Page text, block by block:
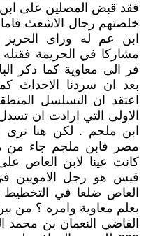
فقد قبض المصلين على
خلصتهم رجال الاشعث فاما
ابن عم له وراى
مشاركا في الجريمة
فر الى معاوية كما ذكر
بعد ان سردنا الاحداث
اعتقد ان التسلسل
الاولى التي ارادت ان
ابن ملجم . لكن هنا نرى
مصر فابن ملجم جاء من
كانت عينا لابن العاص
قيس هو رجل الامويين
العاص ضلعا في
بعلم معاوية وامره ؟ من
القاضي النعمان بن محمد